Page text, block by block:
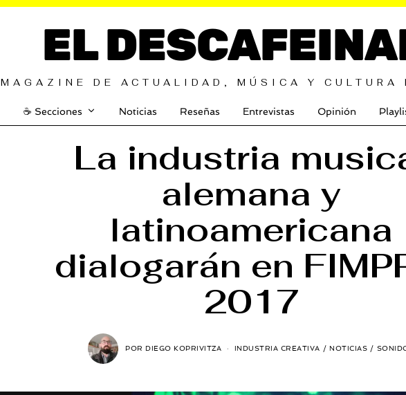
EL
MAGAZINE DE ACTUALIDAD, MÚSICA Y CULTURA
☕️ Secciones Noticias Reseñas Entrevistas Opinión
La industria
alemana y
latinoamericana
dialogarán en
2017
POR DIEGO KOPRIVITZA INDUSTRIA CREATIVA / NOTICIAS /